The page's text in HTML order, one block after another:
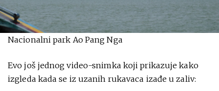
Nacionalni park Ao Pang Nga
Evo još jednog video-snimka koji prikazuje kako
izgleda kada se iz uzanih rukavaca izađe u zaliv: